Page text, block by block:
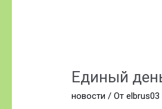
Единый
новости / Отelbrus03